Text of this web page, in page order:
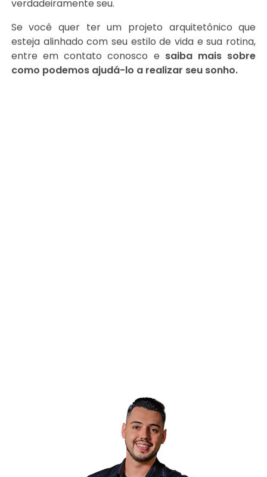
verdadeiramente seu.
Se você quer ter um projeto arquitetônico que
esteja alinhado com seu estilo de vida e sua rotina,
entre em contato conosco e saiba mais sobre
como podemos ajudá-lo a realizar seu sonho.